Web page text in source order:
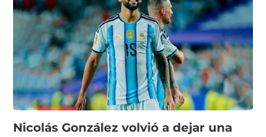
Nicolás González volvió a dejar una